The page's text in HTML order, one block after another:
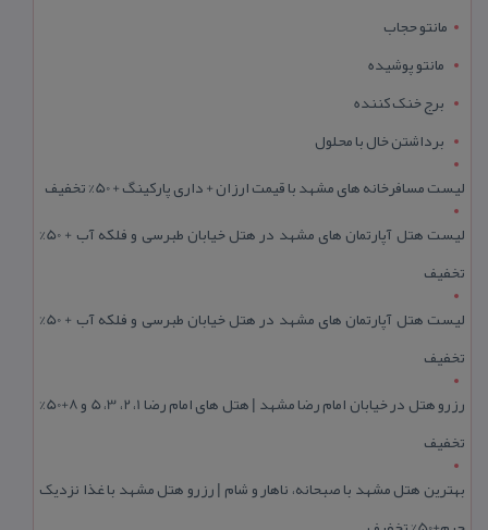
مانتو حجاب
مانتو پوشیده
برج خنک کننده
برداشتن خال با محلول
لیست مسافرخانه های مشهد با قیمت ارزان + داری پارکینگ + 50% تخفیف
لیست هتل آپارتمان های مشهد در هتل خیابان طبرسی و فلکه آب + 50%
تخفیف
لیست هتل آپارتمان های مشهد در هتل خیابان طبرسی و فلکه آب + 50%
تخفیف
رزرو هتل در خیابان امام رضا مشهد | هتل‌ های امام رضا 1، 2، 3، 5 و 8+50%
تخفیف
بهترین هتل مشهد با صبحانه، ناهار و شام | رزرو هتل مشهد با غذا نزدیک